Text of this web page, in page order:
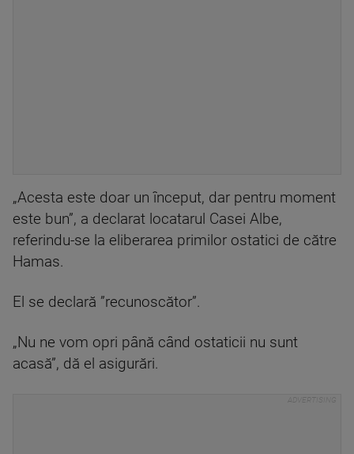
„Acesta este doar un început, dar pentru moment
este bun”, a declarat locatarul Casei Albe,
referindu-se la eliberarea primilor ostatici de către
Hamas.
El se declară ”recunoscător”.
„Nu ne vom opri până când ostaticii nu sunt
acasă”, dă el asigurări.